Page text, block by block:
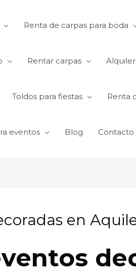
Renta de carpas para boda
Rentar carpas
Toldos para fiestas Renta
eventos Blog Contacto
en